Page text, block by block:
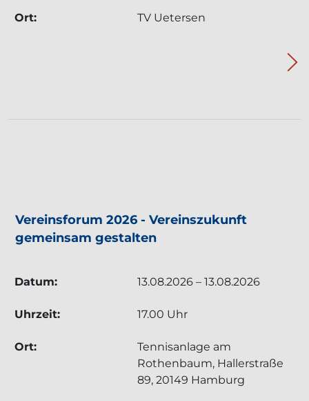
Ort: TV Uetersen
Vereinsforum 2026 - Vereinszukunft
gemeinsam gestalten
Datum: 13.08.2026 – 13.08.2026
Uhrzeit: 17.00 Uhr
Ort:
Tennisanlage am
Rothenbaum, Hallerstraße
89, 20149 Hamburg